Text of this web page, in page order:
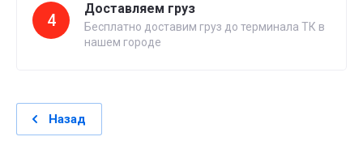
4
Доставляем груз
Бесплатно доставим груз до терминала ТК в
нашем городе
Назад